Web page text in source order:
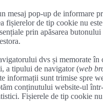
pop-up de
de tip cookie nu
prin apăsarea
dvs și memorate
a tipului de navigator (web
informații sunt trimise
conținutului website-ul
Fișierele de tip cookie